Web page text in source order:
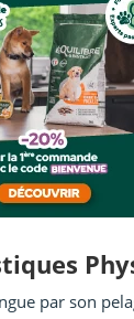
par son